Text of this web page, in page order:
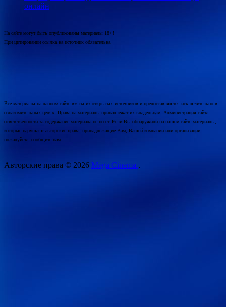
онлайн
На сайте могут быть опубликованы материалы 18+!
При цитировании ссылка на источник обязательна.
Все материалы на данном сайте взяты из открытых источников и предоставляются исключительно в
ознакомительных целях. Права на материалы принадлежат их владельцам. Администрация сайта
ответственности за содержание материала не несет. Если Вы обнаружили на нашем сайте материалы,
которые нарушают авторские права, принадлежащие Вам, Вашей компании или организации,
пожалуйста, сообщите нам.
Авторские права © 2026 Mega Cinema..